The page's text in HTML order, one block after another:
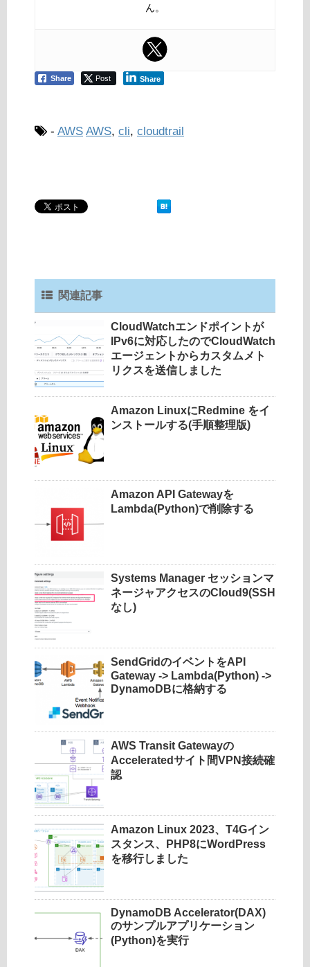
ん。
Share Post Share
- AWS AWS, cli, cloudtrail
関連記事
CloudWatchエンドポイントが
IPv6に対応したのでCloudWatch
エージェントからカスタムメト
リクスを送信しました
Amazon LinuxにRedmine をイ
ンストールする(手順整理版)
Amazon API Gatewayを
Lambda(Python)で削除する
Systems Manager セッションマ
ネージャアクセスのCloud9(SSH
なし)
SendGridのイベントをAPI
Gateway -> Lambda(Python) ->
DynamoDBに格納する
AWS Transit Gatewayの
Acceleratedサイト間VPN接続確
認
Amazon Linux 2023、T4Gイン
スタンス、PHP8にWordPress
を移行しました
DynamoDB Accelerator(DAX)
のサンプルアプリケーション
(Python)を実行